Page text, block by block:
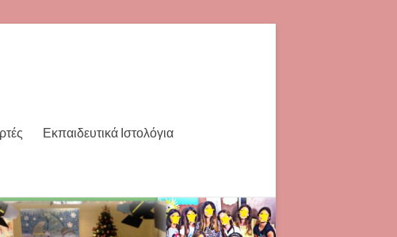
Εκπαιδευτικά Ιστολόγια